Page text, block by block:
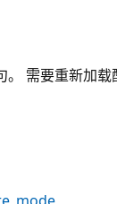
需要重新加载